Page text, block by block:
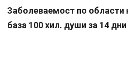
Заболеваемост по области
база 100 хил. души за 14 дни